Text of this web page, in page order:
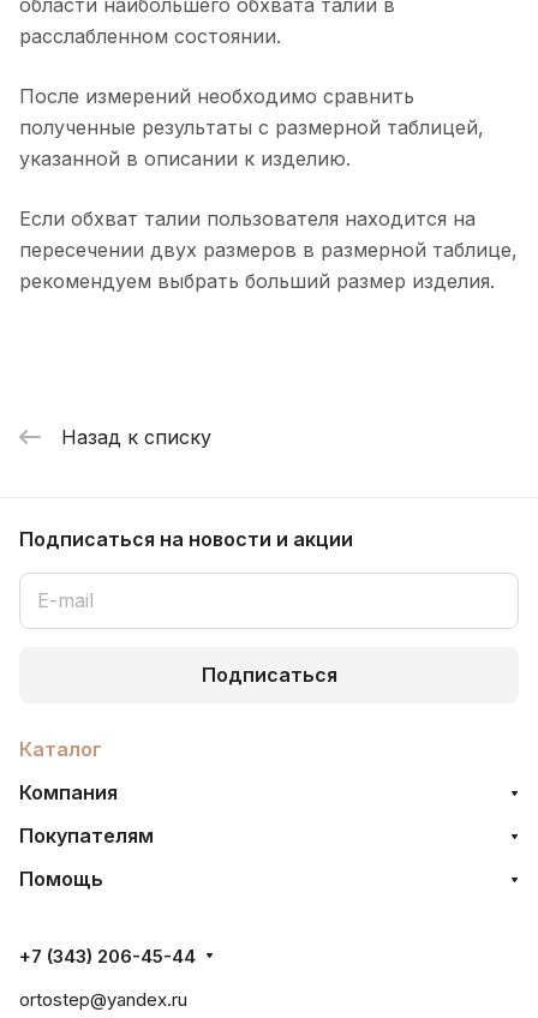
расслабленном состоянии.
После измерений необходимо сравнить
полученные результаты с размерной таблицей,
указанной в описании к изделию.
Если обхват талии пользователя находится на
пересечении двух размеров в размерной таблице,
рекомендуем выбрать больший размер изделия.
Назад к списку
Подписаться на новости и акции
Подписаться
Каталог
Компания
Покупателям
Помощь
+7 (343) 206-45-44
ortostep@yandex.ru